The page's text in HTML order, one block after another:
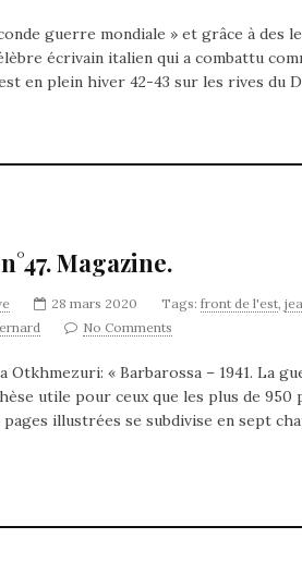
guerre mondiale » et grâce à des
écrivain italien qui a combattu
en plein hiver 42-43 sur les rives du
Magazine.
28 mars 2020 Tags: front de l'est,
No Comments
« Barbarossa – 1941. La
utile pour ceux que les plus de 950
pages illustrées se subdivise en sept